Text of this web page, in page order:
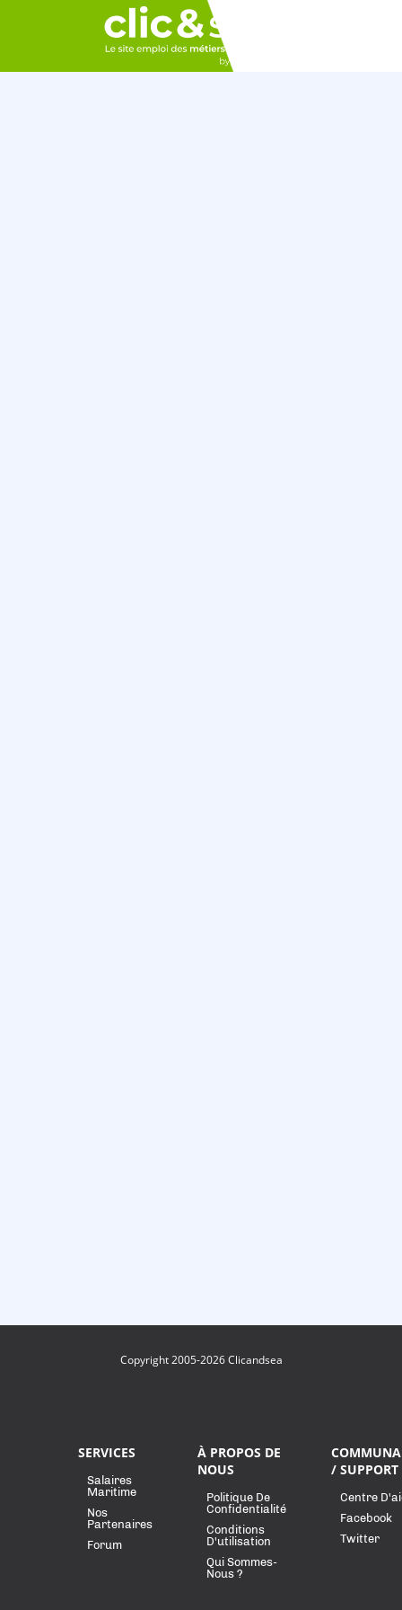
Copyright 2005-2026 Clicandsea
SERVICES
Salaires
Maritime
Nos
Partenaires
Forum
À PROPOS DE
NOUS
Politique De
Confidentialité
Conditions
D'utilisation
Qui Sommes-
Nous ?
/ SUPPORT
Centre
Facebook
Twitter